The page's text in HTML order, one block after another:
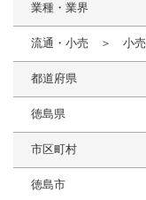
業種・業界
流通・小売 ＞ 小売
都道府県
徳島県
市区町村
徳島市